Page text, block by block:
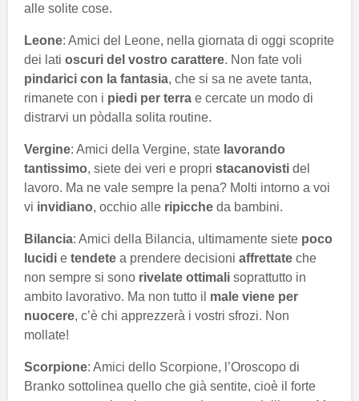
alle solite cose.
Leone: Amici del Leone, nella giornata di oggi scoprite
dei lati oscuri del vostro carattere. Non fate voli
pindarici con la fantasia, che si sa ne avete tanta,
rimanete con i piedi per terra e cercate un modo di
distrarvi un pòdalla solita routine.
Vergine: Amici della Vergine, state lavorando
tantissimo, siete dei veri e propri stacanovisti del
lavoro. Ma ne vale sempre la pena? Molti intorno a voi
vi invidiano, occhio alle ripicche da bambini.
Bilancia: Amici della Bilancia, ultimamente siete poco
lucidi e tendete a prendere decisioni affrettate che
non sempre si sono rivelate ottimali soprattutto in
ambito lavorativo. Ma non tutto il male viene per
nuocere, c’è chi apprezzerà i vostri sfrozi. Non
mollate!
Scorpione: Amici dello Scorpione, l’Oroscopo di
Branko sottolinea quello che già sentite, cioè il forte